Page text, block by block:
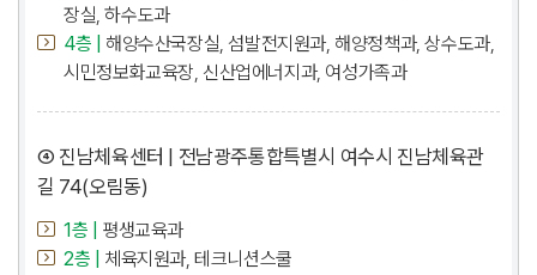
장실, 하수도과
4층 |
해양수산국장실, 섬발전지원과, 해양정책과, 상수도과,
시민정보화교육장, 신산업에너지과, 여성가족과
④ 진남체육센터 | 전남광주통합특별시 여수시 진남체육관
길 74(오림동)
1층 |
평생교육과
2층 |
체육지원과, 테크니션스쿨